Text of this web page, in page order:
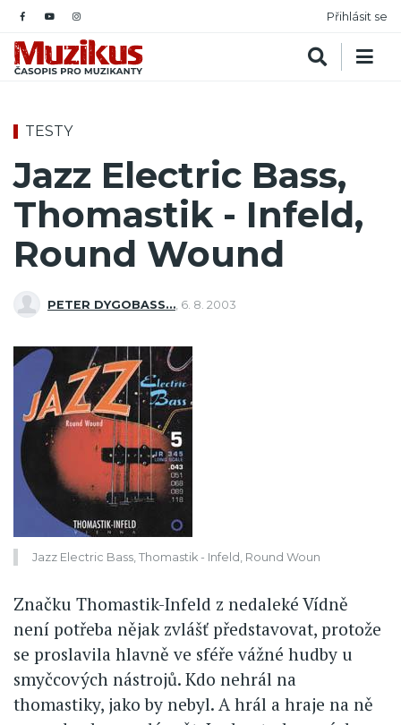
Přihlásit se
TESTY
Jazz Electric Bass,
Thomastik - Infeld,
Round Wound
PETER DYGOBASS… 6. 8. 2003
Jazz Electric Bass, Thomastik - Infeld, Round Woun
Značku Thomastik-Infeld z nedaleké Vídně
není potřeba nějak zvlášť představovat, protože
se proslavila hlavně ve sféře vážné hudby u
smyčcových nástrojů. Kdo nehrál na
thomastiky, jako by nebyl. A hrál a hraje na ně